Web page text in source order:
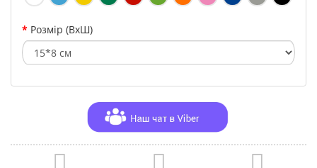
Розмір (ВхШ)